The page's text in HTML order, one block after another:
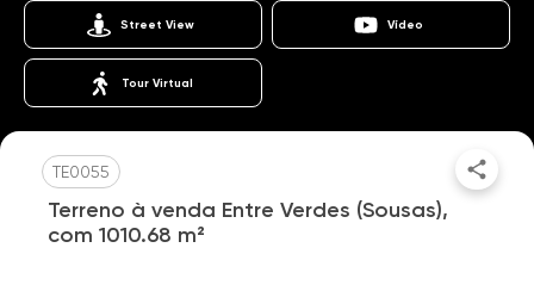
Street View Vídeo
Tour Virtual
TE0055
Terreno à venda Entre Verdes (Sousas),
com 1010.68 m²